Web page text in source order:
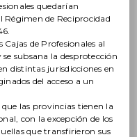
quedarían
de Reciprocidad
de Profesionales al
subsana la desprotección
distintas jurisdicciones en
del acceso a un
las provincias tienen la
con la excepción de los
que transfirieron sus